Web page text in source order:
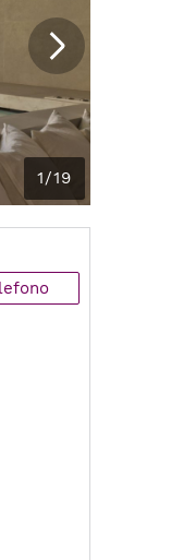
1/19